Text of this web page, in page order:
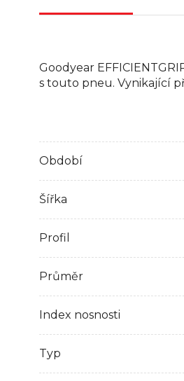
Goodyear
s touto pneu. Vynikající
Období
Šířka
Profil
Průměr
Index nosnosti
Typ